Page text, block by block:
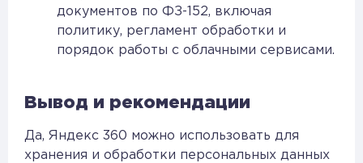
документов по ФЗ-152, включая
политику, регламент обработки и
порядок работы с облачными сервисами.
Вывод и рекомендации
Да, Яндекс 360 можно использовать для
хранения и обработки персональных данных